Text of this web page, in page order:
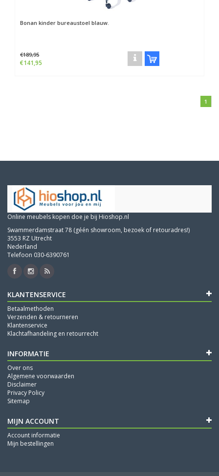
Bonan kinder bureaustoel blauw.
€189,95
€141,95
1
Online meubels kopen doe je bij Hioshop.nl
Swammerdamstraat 78 (géén showroom, bezoek of retouradres!)
3553 RZ Utrecht
Nederland
Telefoon 030-6390761
KLANTENSERVICE
Betaalmethoden
Verzenden & retourneren
Klantenservice
Klachtafhandeling en retourrecht
INFORMATIE
Over ons
Algemene voorwaarden
Disclaimer
Privacy Policy
Sitemap
MIJN ACCOUNT
Account informatie
Mijn bestellingen